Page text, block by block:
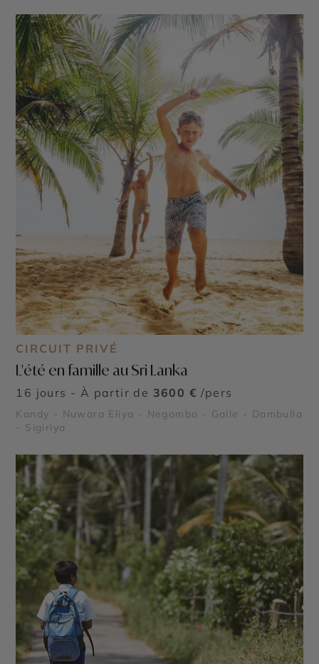
CIRCUIT PRIVÉ
L'été en famille au Sri Lanka
16 jours - À partir de 3600 € /pers
Kandy - Nuwara Eliya - Negombo - Galle - Dambulla
- Sigiriya